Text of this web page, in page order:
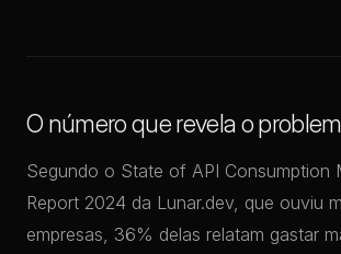
O número que revela o
Segundo o State of API Consumption
Report 2024 da Lunar.dev, que ouviu
empresas, 36% delas relatam gastar